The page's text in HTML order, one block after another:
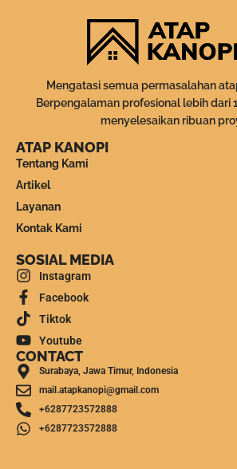
Mengatasi semua permasalahan
Berpengalaman profesional lebih dari
menyelesaikan ribuan
ATAP KANOPI
Tentang Kami
Artikel
Layanan
Kontak Kami
SOSIAL MEDIA
Instagram
Facebook
Tiktok
Youtube
CONTACT
Surabaya, Jawa Timur, Indonesia
mail.atapkanopi@gmail.com
+6287723572888
+6287723572888